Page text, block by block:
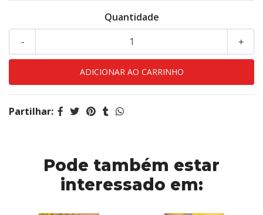
Quantidade
+
-
Partilhar:
Pode também estar
interessado em: